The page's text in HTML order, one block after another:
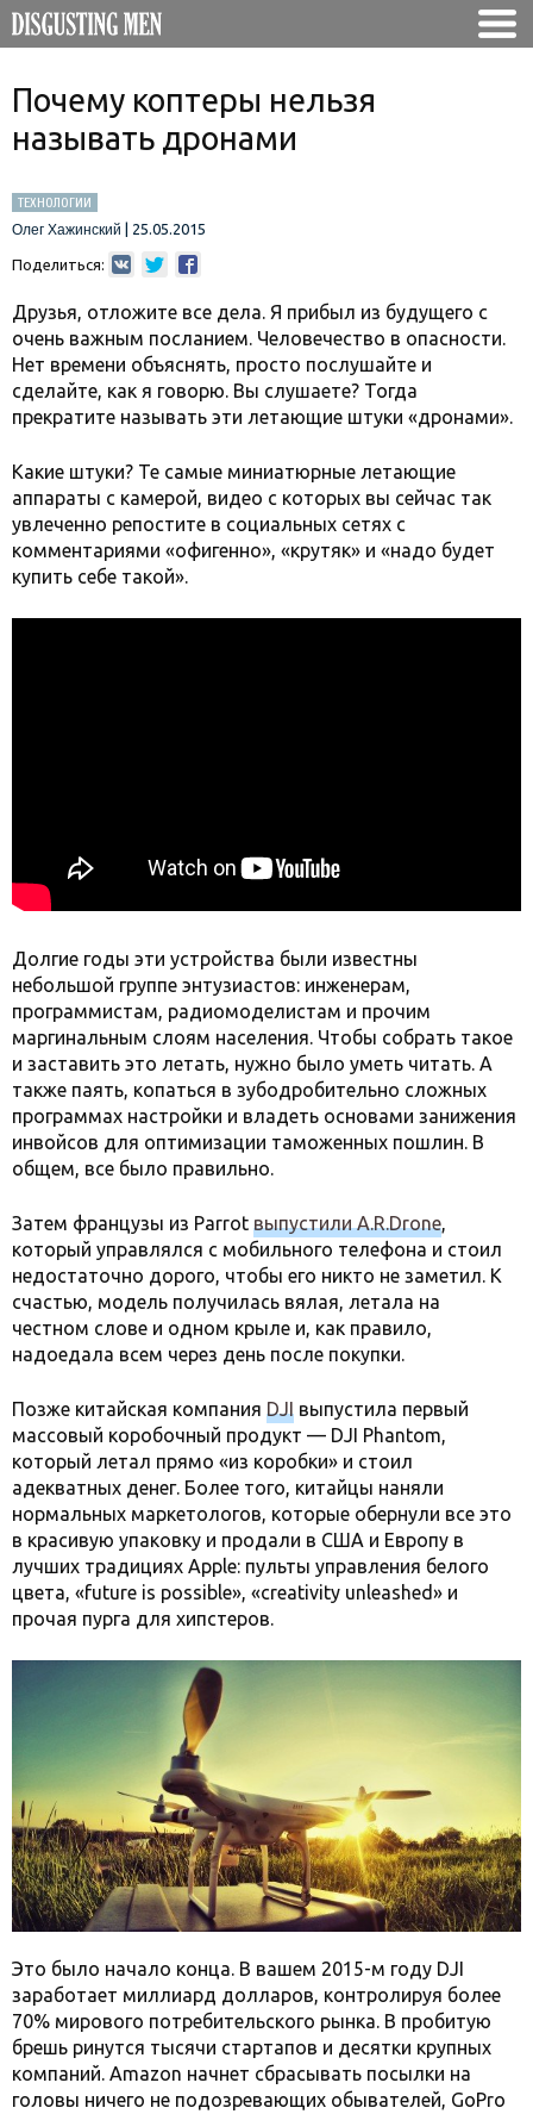
Почему коптеры нельзя
называть дронами
ТЕХНОЛОГИИ
Олег Хажинский
25.05.2015
Поделиться:
Друзья, отложите все дела. Я прибыл из будущего с
очень важным посланием. Человечество в опасности.
Нет времени объяснять, просто послушайте и
сделайте, как я говорю. Вы слушаете? Тогда
прекратите называть эти летающие штуки «дронами».
Какие штуки? Те самые миниатюрные летающие
аппараты с камерой, видео с которых вы сейчас так
увлеченно репостите в социальных сетях с
комментариями «офигенно», «крутяк» и «надо будет
купить себе такой».
Долгие годы эти устройства были известны
небольшой группе энтузиастов: инженерам,
программистам, радиомоделистам и прочим
маргинальным слоям населения. Чтобы собрать такое
и заставить это летать, нужно было уметь читать. А
также паять, копаться в зубодробительно сложных
программах настройки и владеть основами занижения
инвойсов для оптимизации таможенных пошлин. В
общем, все было правильно.
Затем французы из Parrot выпустили A.R.Drone,
который управлялся с мобильного телефона и стоил
недостаточно дорого, чтобы его никто не заметил. К
счастью, модель получилась вялая, летала на
честном слове и одном крыле и, как правило,
надоедала всем через день после покупки.
Позже китайская компания DJI выпустила первый
массовый коробочный продукт — DJI Phantom,
который летал прямо «из коробки» и стоил
адекватных денег. Более того, китайцы наняли
нормальных маркетологов, которые обернули все это
в красивую упаковку и продали в США и Европу в
лучших традициях Apple: пульты управления белого
цвета, «future is possible», «creativity unleashed» и
прочая пурга для хипстеров.
Это было начало конца. В вашем 2015-м году DJI
заработает миллиард долларов, контролируя более
70% мирового потребительского рынка. В пробитую
брешь ринутся тысячи стартапов и десятки крупных
компаний. Amazon начнет сбрасывать посылки на
головы ничего не подозревающих обывателей, GoPro